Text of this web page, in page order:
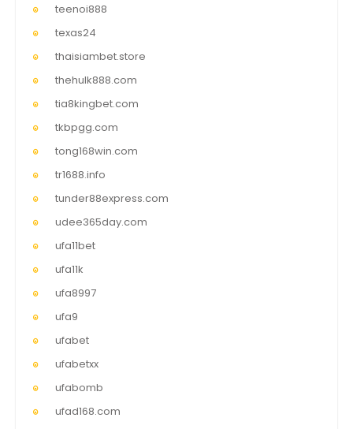
teenoi888
texas24
thaisiambet.store
thehulk888.com
tia8kingbet.com
tkbpgg.com
tong168win.com
tr1688.info
tunder88express.com
udee365day.com
ufa11bet
ufa11k
ufa8997
ufa9
ufabet
ufabetxx
ufabomb
ufad168.com